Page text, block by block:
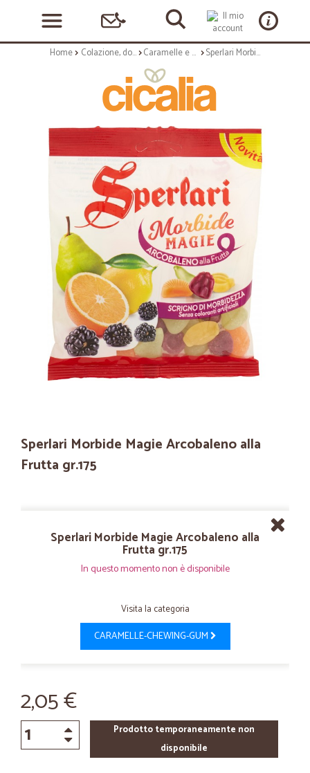
Home Colazione, dolciumi e snack Caramelle e chewing gum Sperlari Morbide Magie Arcobaleno alla Frutta gr.175
Sperlari Morbide Magie Arcobaleno alla
Frutta gr.175
Sperlari Morbide Magie Arcobaleno alla
Frutta gr.175
In questo momento non è disponibile
Visita la categoria
CARAMELLE-CHEWING-GUM
2,05 €
Prodotto temporaneamente non
disponibile